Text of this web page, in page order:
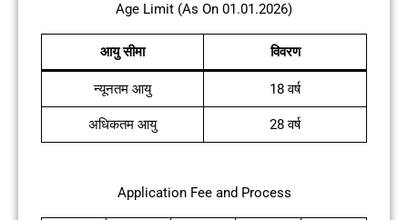
Age Limit (As On 01.01.2026)
आयु सीमा विवरण
न्यूनतम आयु 18 वर्ष
अधिकतम आयु 28 वर्ष
Application Fee and Process